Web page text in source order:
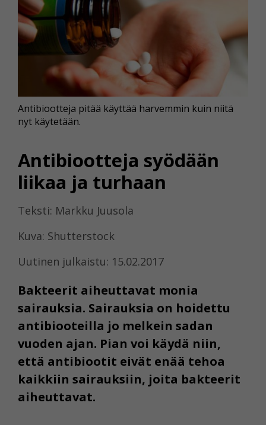
Antibiootteja syödään
liikaa ja turhaan
Teksti: Markku Juusola
Kuva: Shutterstock
Uutinen julkaistu: 15.02.2017
Bakteerit aiheuttavat monia
sairauksia. Sairauksia on hoidettu
antibiooteilla jo melkein sadan
vuoden ajan. Pian voi käydä niin,
että antibiootit eivät enää tehoa
kaikkiin sairauksiin, joita bakteerit
aiheuttavat.
Antibiootteja pitää käyttää harvemmin kuin niitä
nyt käytetään.